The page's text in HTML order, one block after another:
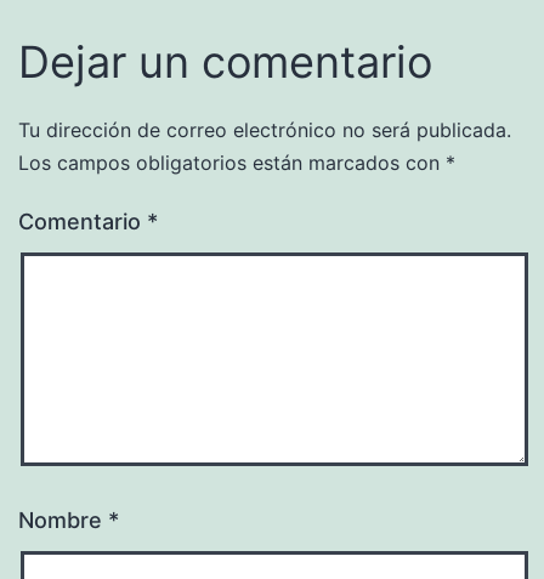
Dejar un comentario
Tu dirección de correo electrónico no será publicada.
Los campos obligatorios están marcados con *
Comentario *
Nombre *